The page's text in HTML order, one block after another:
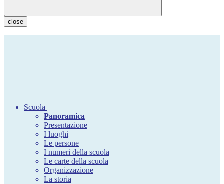
close
Scuola
Panoramica
Presentazione
I luoghi
Le persone
I numeri della scuola
Le carte della scuola
Organizzazione
La storia